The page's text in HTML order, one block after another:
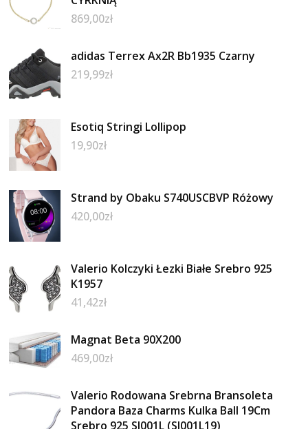
869,00zł
adidas Terrex Ax2R Bb1935 Czarny
219,99zł
Esotiq Stringi Lollipop
19,90zł
Strand by Obaku S740USCBVP Różowy
420,00zł
Valerio Kolczyki Łezki Białe Srebro 925
K1957
41,42zł
Magnat Beta 90X200
469,00zł
Valerio Rodowana Srebrna Bransoleta
Pandora Baza Charms Kulka Ball 19Cm
Srebro 925 Sl001L (Sl001L19)